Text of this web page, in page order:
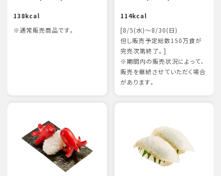
138kcal
※通常販売商品です。
114kcal
[8/5(水)～8/30(日)
但し販売予定総数150万食が
完売次第終了。]
※期間内の販売状況によって、
販売を継続させていただく場合
があります。